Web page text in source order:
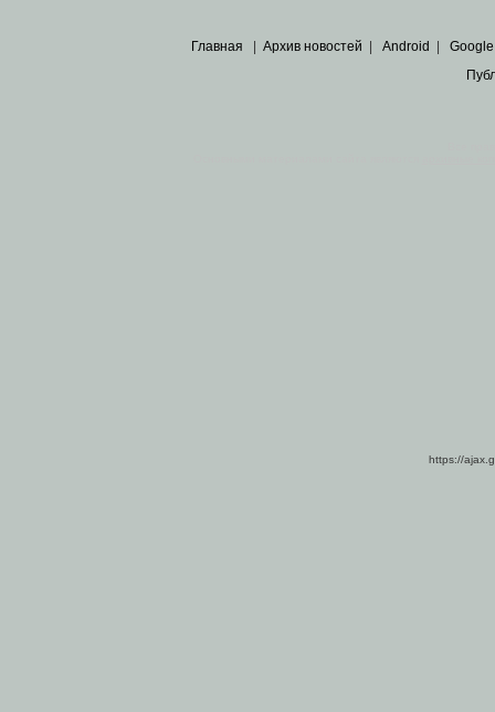
Главная Архив новостей Android Google
https://